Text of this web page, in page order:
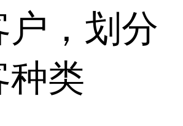
户，划分
种类